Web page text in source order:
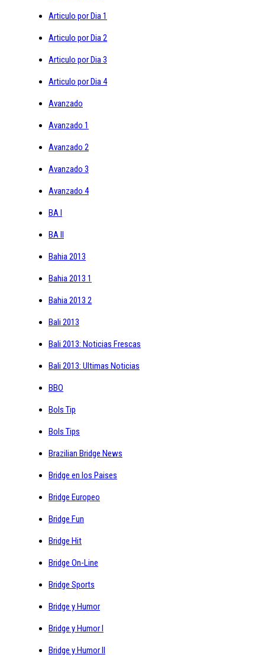
Articulo por Dia 1
Articulo por Dia 2
Articulo por Dia 3
Articulo por Dia 4
Avanzado
Avanzado 1
Avanzado 2
Avanzado 3
Avanzado 4
BA I
BA II
Bahia 2013
Bahia 2013 1
Bahia 2013 2
Bali 2013
Bali 2013: Noticias Frescas
Bali 2013: Ultimas Noticias
BBO
Bols Tip
Bols Tips
Brazilian Bridge News
Bridge en los Paises
Bridge Europeo
Bridge Fun
Bridge Hit
Bridge On-Line
Bridge Sports
Bridge y Humor
Bridge y Humor I
Bridge y Humor II